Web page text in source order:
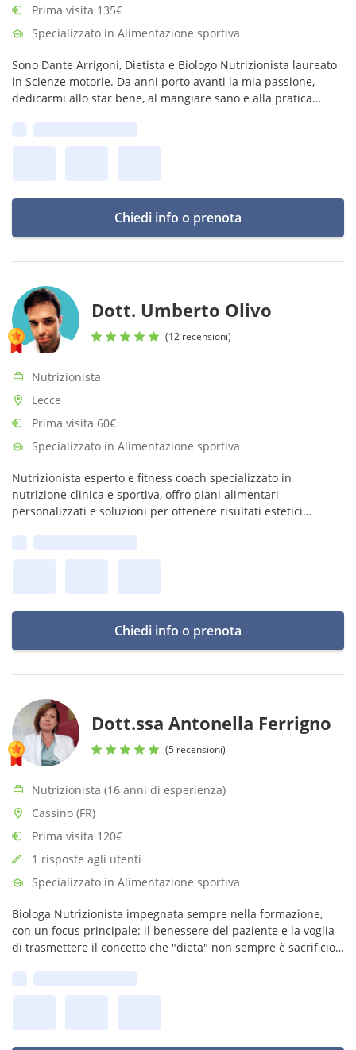
Prima visita 135€
Specializzato in Alimentazione sportiva
Sono Dante Arrigoni, Dietista e Biologo Nutrizionista laureato
in Scienze motorie. Da anni porto avanti la mia passione,
dedicarmi allo star bene, al mangiare sano e alla pratica
Chiedi info o prenota
Dott. Umberto Olivo
(12 recensioni)
Nutrizionista
Lecce
Prima visita 60€
Specializzato in Alimentazione sportiva
Nutrizionista esperto e fitness coach specializzato in
nutrizione clinica e sportiva, offro piani alimentari
personalizzati e soluzioni per ottenere risultati estetici
Chiedi info o prenota
Dott.ssa Antonella Ferrigno
(5 recensioni)
Nutrizionista (16 anni di esperienza)
Cassino (FR)
Prima visita 120€
1 risposte agli utenti
Specializzato in Alimentazione sportiva
Biologa Nutrizionista impegnata sempre nella formazione,
con un focus principale: il benessere del paziente e la voglia
di trasmettere il concetto che "dieta" non sempre è sacrificio.